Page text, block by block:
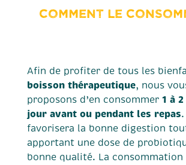
Comment le
Afin de profiter de tous les
boisson thérapeutique, nous
proposons d’en consommer 1 à
jour avant ou pendant les repas
favorisera la bonne digestion
apportant une dose de
bonne qualité. La consommation